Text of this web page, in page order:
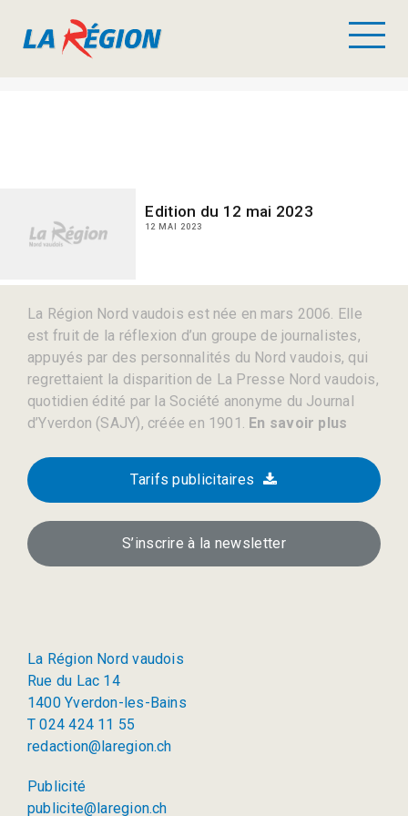
Edition du 12 mai 2023
12 MAI 2023
La Région Nord vaudois est née en mars 2006. Elle
est fruit de la réflexion d’un groupe de journalistes,
appuyés par des personnalités du Nord vaudois, qui
regrettaient la disparition de La Presse Nord vaudois,
quotidien édité par la Société anonyme du Journal
d’Yverdon (SAJY), créée en 1901. En savoir plus
Tarifs publicitaires
S’inscrire à la newsletter
La Région Nord vaudois
Rue du Lac 14
1400 Yverdon-les-Bains
T 024 424 11 55
redaction@laregion.ch
Publicité
publicite@laregion.ch